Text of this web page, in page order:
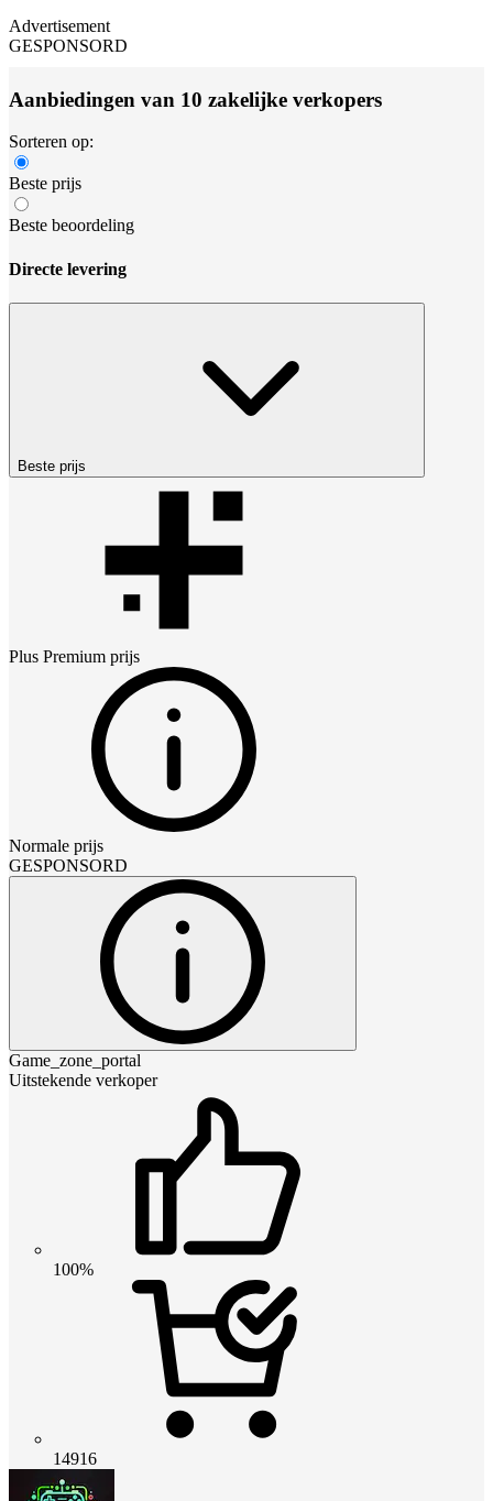
Advertisement
GESPONSORD
Aanbiedingen van 10 zakelijke verkopers
Sorteren op:
Beste prijs
Beste beoordeling
Directe levering
Beste prijs
Plus Premium prijs
Normale prijs
GESPONSORD
Game_zone_portal
Uitstekende verkoper
100%
14916